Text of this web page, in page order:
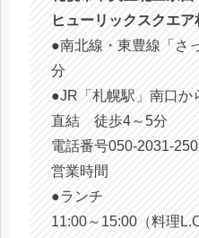
ヒューリックスクエ
●南北線・東豊線「
分
●JR「札幌駅」南口か
直結 徒歩4～5分
電話番号050-2031-
営業時間
●ランチ
11:00～15:00（料理